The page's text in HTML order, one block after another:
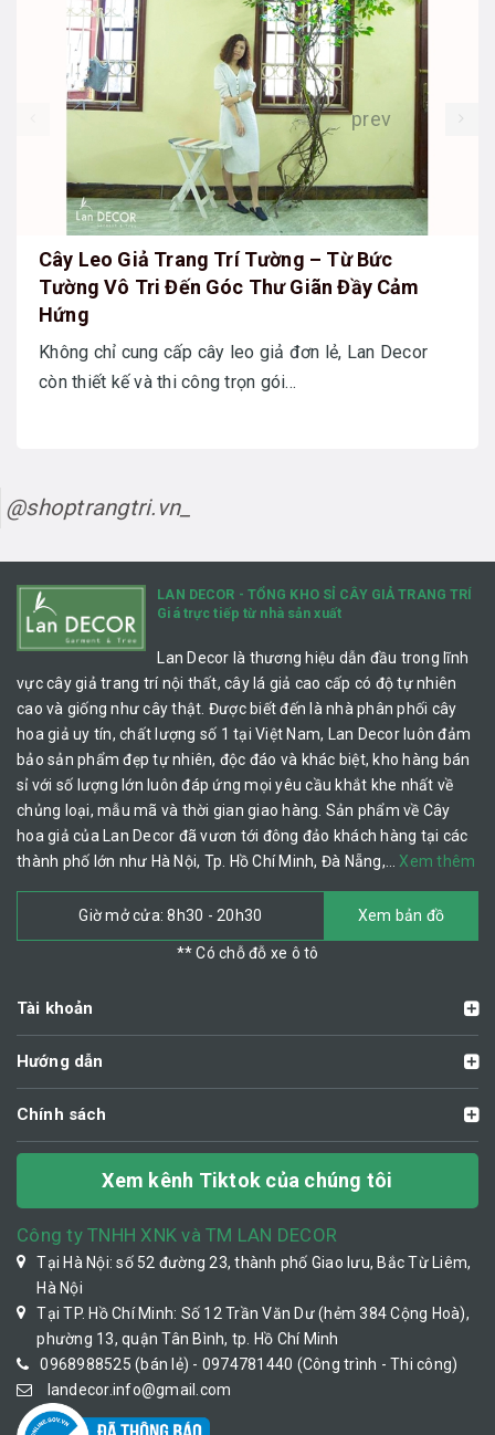
Cây Leo Giả Trang Trí Tường – Từ Bức
Tường Vô Tri Đến Góc Thư Giãn Đầy Cảm
Hứng
Không chỉ cung cấp cây leo giả đơn lẻ, Lan Decor
còn thiết kế và thi công trọn gói...
prev
@shoptrangtri.vn_
LAN DECOR - TỔNG KHO SỈ CÂY GIẢ TRANG TRÍ
Giá trực tiếp từ nhà sản xuất
Lan Decor là thương hiệu dẫn đầu trong lĩnh
vực cây giả trang trí nội thất, cây lá giả cao cấp có độ tự nhiên
cao và giống như cây thật. Được biết đến là nhà phân phối cây
hoa giả uy tín, chất lượng số 1 tại Việt Nam, Lan Decor luôn đảm
bảo sản phẩm đẹp tự nhiên, độc đáo và khác biệt, kho hàng bán
sỉ với số lượng lớn luôn đáp ứng mọi yêu cầu khắt khe nhất về
chủng loại, mẫu mã và thời gian giao hàng. Sản phẩm về Cây
hoa giả của Lan Decor đã vươn tới đông đảo khách hàng tại các
thành phố lớn như Hà Nội, Tp. Hồ Chí Minh, Đà Nẵng,… Xem thêm
Giờ mở cửa: 8h30 - 20h30 Xem bản đồ
** Có chỗ đỗ xe ô tô
Tài khoản
Hướng dẫn
Chính sách
Xem kênh Tiktok của chúng tôi
Công ty TNHH XNK và TM LAN DECOR
Tại Hà Nội: số 52 đường 23, thành phố Giao lưu, Bắc Từ Liêm,
Hà Nội
Tại TP. Hồ Chí Minh: Số 12 Trần Văn Dư (hẻm 384 Cộng Hoà),
phường 13, quận Tân Bình, tp. Hồ Chí Minh
0968988525 (bán lẻ) - 0974781440 (Công trình - Thi công)
landecor.info@gmail.com